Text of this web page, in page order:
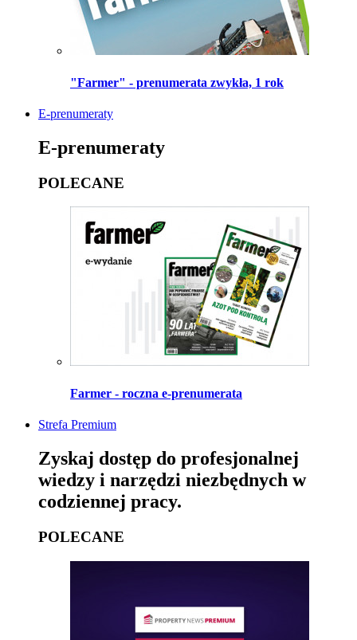
"Farmer" - prenumerata zwykła, 1 rok
E-prenumeraty
E-prenumeraty
POLECANE
Farmer - roczna e-prenumerata
Strefa Premium
Zyskaj dostęp do profesjonalnej
wiedzy i narzędzi niezbędnych w
codziennej pracy.
POLECANE